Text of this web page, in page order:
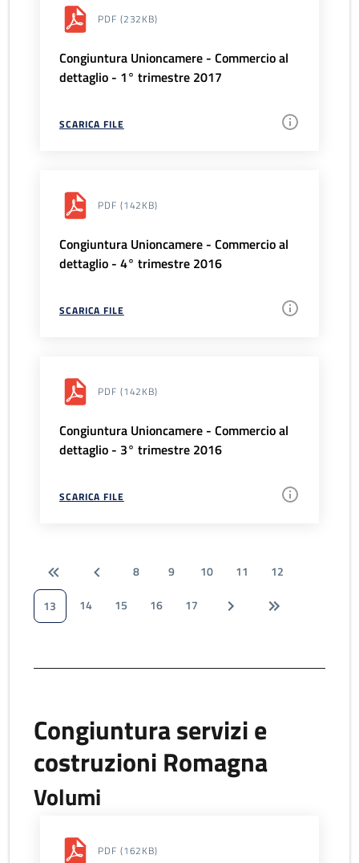
PDF (232KB)
Congiuntura Unioncamere - Commercio al
dettaglio - 1° trimestre 2017
SCARICA FILE
PDF (142KB)
Congiuntura Unioncamere - Commercio al
dettaglio - 4° trimestre 2016
SCARICA FILE
PDF (142KB)
Congiuntura Unioncamere - Commercio al
dettaglio - 3° trimestre 2016
SCARICA FILE
8 9 10 11
12
13
14 15 16 17
Congiuntura servizi e
costruzioni Romagna
Volumi
PDF (162KB)